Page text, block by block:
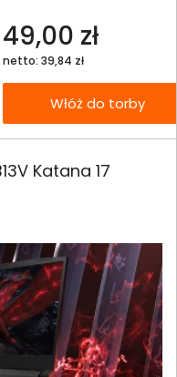
49,00 zł
netto: 39,84 zł
Włóż do torby
Katana 17